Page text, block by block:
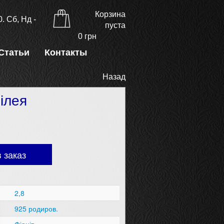
Сб, Нд -
Корзина
пуста
0 грн
Контакты
Назад
2,8
925 родиров.